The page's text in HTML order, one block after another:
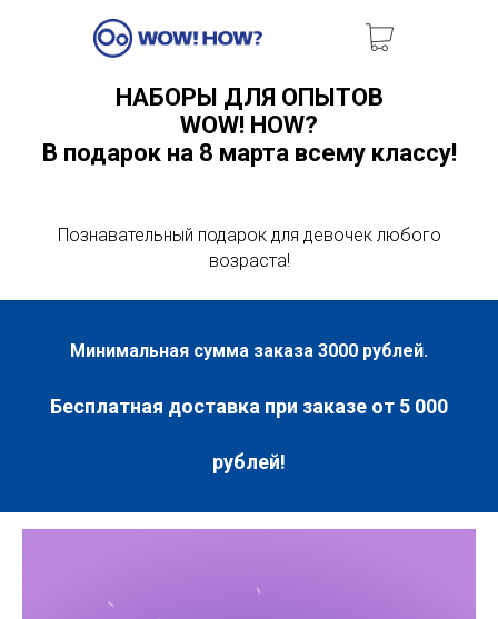
НАБОРЫ ДЛЯ ОПЫТОВ
WOW! HOW?
В подарок на 8 марта всему классу!
Познавательный подарок для девочек любого
возраста!
Минимальная сумма заказа 3000 рублей.
Бесплатная доставка при заказе от 5 000
рублей!